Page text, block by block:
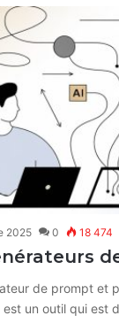
2025 0 18 474
de prompt et
un outil qui est